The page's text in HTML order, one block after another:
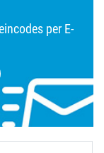
per E-